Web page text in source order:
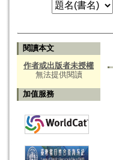
閱讀本文
作者或出版者未授權
無法提供閱讀
加值服務